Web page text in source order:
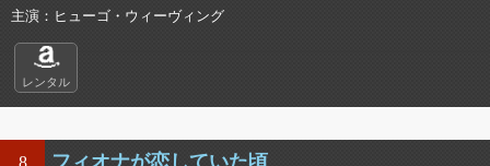
主演
ヒューゴ・ウィーヴィング
レンタル